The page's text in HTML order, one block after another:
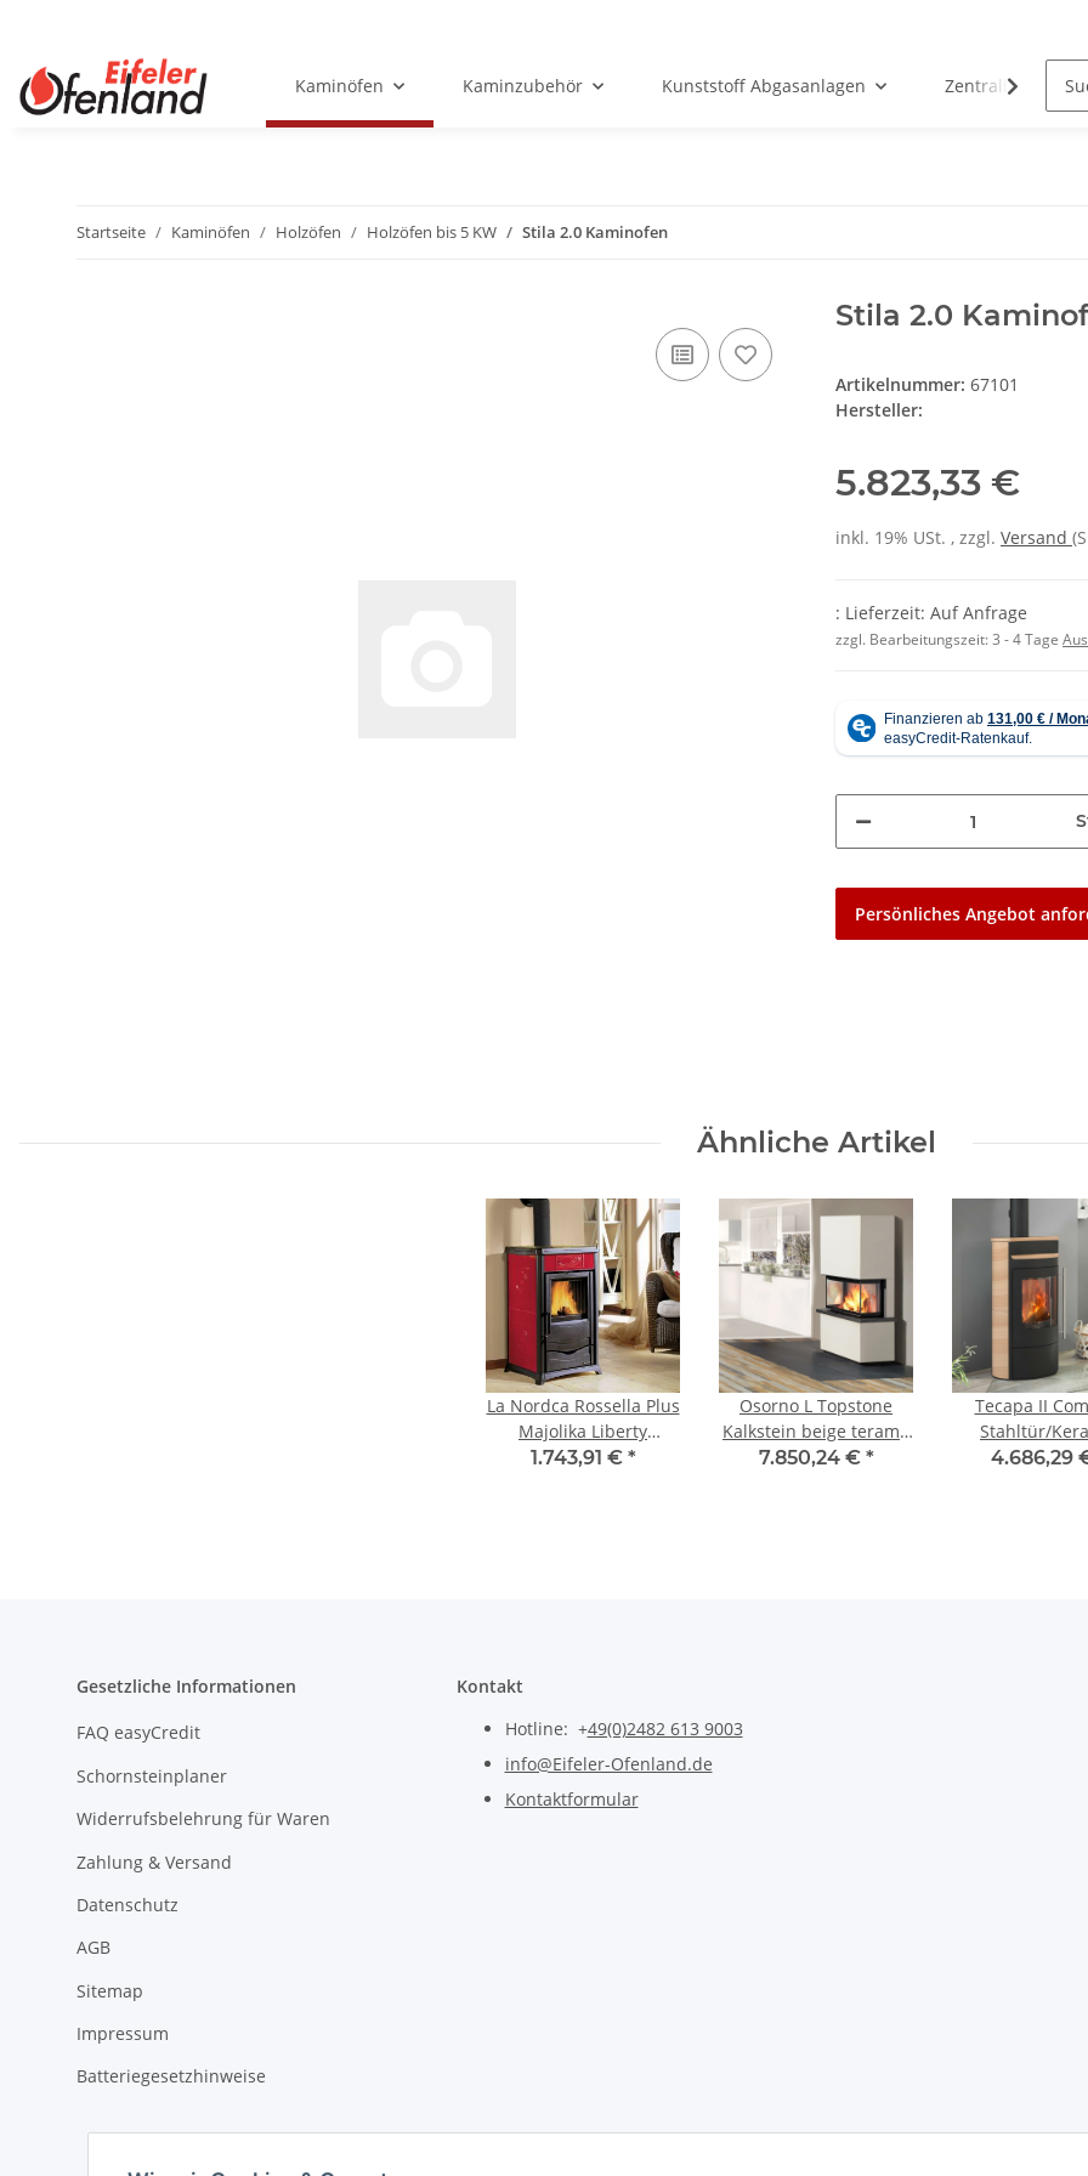
Kaminöfen Kaminzubehör Kunststoff Abgasanlagen
Startseite Kaminöfen Holzöfen Holzöfen bis 5 KW Stila 2.0 Kaminofen
Stila 2.0
Artikelnummer: 67101
Hersteller:
5.823,33 €
inkl. 19% USt. , zzgl. Versand
: Lieferzeit: Auf Anfrage
zzgl. Bearbeitungszeit:3 - 4 Tage
Persönliches Angebot
Ähnliche Artikel
La Nordca Rossella Plus
Majolika Liberty
Bordeaux
1.743,91 € *
Osorno L Topstone
Kalkstein beige teramo
natura, rechts - NEU
7.850,24 € *
Tecapa II
Stahltür/
Caffee au
4.686,29
Gesetzliche Informationen
FAQ easyCredit
Schornsteinplaner
Widerrufsbelehrung für Waren
Zahlung & Versand
Datenschutz
AGB
Sitemap
Impressum
Batteriegesetzhinweise
Kontakt
Hotline: +49(0)2482 613 9003
info@Eifeler-Ofenland.de
Kontaktformular